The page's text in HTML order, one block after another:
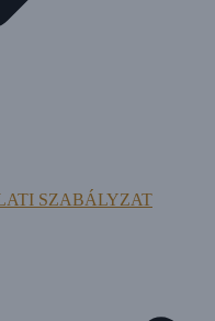
SZABÁLYZAT